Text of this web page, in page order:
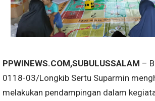
PPWINEWS.COM,SUBULUSSALAM –
0118-03/Longkib Sertu Suparmin
melakukan pendampingan dalam